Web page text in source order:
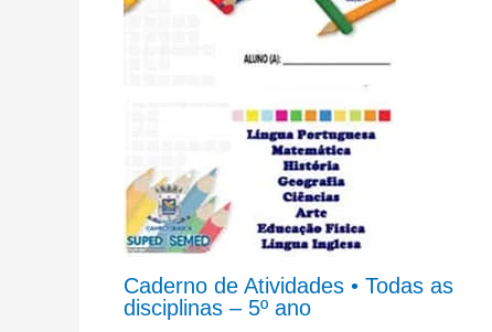
Caderno de Atividades • Todas as
disciplinas – 5º ano